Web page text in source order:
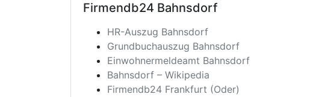
Firmendb24 Bahnsdorf
HR-Auszug Bahnsdorf
Grundbuchauszug Bahnsdorf
Einwohnermeldeamt Bahnsdorf
Bahnsdorf – Wikipedia
Firmendb24 Frankfurt (Oder)